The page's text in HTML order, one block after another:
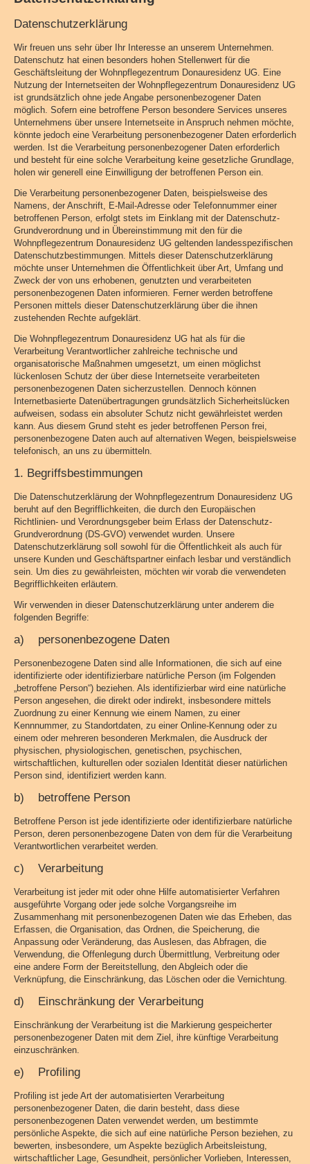
Datenschutzerklärung
Wir freuen uns sehr über Ihr Interesse an unserem Unternehmen.
Datenschutz hat einen besonders hohen Stellenwert für die
Geschäftsleitung der Wohnpflegezentrum Donauresidenz UG. Eine
Nutzung der Internetseiten der Wohnpflegezentrum Donauresidenz UG
ist grundsätzlich ohne jede Angabe personenbezogener Daten
möglich. Sofern eine betroffene Person besondere Services unseres
Unternehmens über unsere Internetseite in Anspruch nehmen möchte,
könnte jedoch eine Verarbeitung personenbezogener Daten erforderlich
werden. Ist die Verarbeitung personenbezogener Daten erforderlich
und besteht für eine solche Verarbeitung keine gesetzliche Grundlage,
holen wir generell eine Einwilligung der betroffenen Person ein.
Die Verarbeitung personenbezogener Daten, beispielsweise des
Namens, der Anschrift, E-Mail-Adresse oder Telefonnummer einer
betroffenen Person, erfolgt stets im Einklang mit der Datenschutz-
Grundverordnung und in Übereinstimmung mit den für die
Wohnpflegezentrum Donauresidenz UG geltenden landesspezifischen
Datenschutzbestimmungen. Mittels dieser Datenschutzerklärung
möchte unser Unternehmen die Öffentlichkeit über Art, Umfang und
Zweck der von uns erhobenen, genutzten und verarbeiteten
personenbezogenen Daten informieren. Ferner werden betroffene
Personen mittels dieser Datenschutzerklärung über die ihnen
zustehenden Rechte aufgeklärt.
Die Wohnpflegezentrum Donauresidenz UG hat als für die
Verarbeitung Verantwortlicher zahlreiche technische und
organisatorische Maßnahmen umgesetzt, um einen möglichst
lückenlosen Schutz der über diese Internetseite verarbeiteten
personenbezogenen Daten sicherzustellen. Dennoch können
Internetbasierte Datenübertragungen grundsätzlich Sicherheitslücken
aufweisen, sodass ein absoluter Schutz nicht gewährleistet werden
kann. Aus diesem Grund steht es jeder betroffenen Person frei,
personenbezogene Daten auch auf alternativen Wegen, beispielsweise
telefonisch, an uns zu übermitteln.
1. Begriffsbestimmungen
Die Datenschutzerklärung der Wohnpflegezentrum Donauresidenz UG
beruht auf den Begrifflichkeiten, die durch den Europäischen
Richtlinien- und Verordnungsgeber beim Erlass der Datenschutz-
Grundverordnung (DS-GVO) verwendet wurden. Unsere
Datenschutzerklärung soll sowohl für die Öffentlichkeit als auch für
unsere Kunden und Geschäftspartner einfach lesbar und verständlich
sein. Um dies zu gewährleisten, möchten wir vorab die verwendeten
Begrifflichkeiten erläutern.
Wir verwenden in dieser Datenschutzerklärung unter anderem die
folgenden Begriffe:
a) personenbezogene Daten
Personenbezogene Daten sind alle Informationen, die sich auf eine
identifizierte oder identifizierbare natürliche Person (im Folgenden
„betroffene Person“) beziehen. Als identifizierbar wird eine natürliche
Person angesehen, die direkt oder indirekt, insbesondere mittels
Zuordnung zu einer Kennung wie einem Namen, zu einer
Kennnummer, zu Standortdaten, zu einer Online-Kennung oder zu
einem oder mehreren besonderen Merkmalen, die Ausdruck der
physischen, physiologischen, genetischen, psychischen,
wirtschaftlichen, kulturellen oder sozialen Identität dieser natürlichen
Person sind, identifiziert werden kann.
b) betroffene Person
Betroffene Person ist jede identifizierte oder identifizierbare natürliche
Person, deren personenbezogene Daten von dem für die Verarbeitung
Verantwortlichen verarbeitet werden.
c) Verarbeitung
Verarbeitung ist jeder mit oder ohne Hilfe automatisierter Verfahren
ausgeführte Vorgang oder jede solche Vorgangsreihe im
Zusammenhang mit personenbezogenen Daten wie das Erheben, das
Erfassen, die Organisation, das Ordnen, die Speicherung, die
Anpassung oder Veränderung, das Auslesen, das Abfragen, die
Verwendung, die Offenlegung durch Übermittlung, Verbreitung oder
eine andere Form der Bereitstellung, den Abgleich oder die
Verknüpfung, die Einschränkung, das Löschen oder die Vernichtung.
d) Einschränkung der Verarbeitung
Einschränkung der Verarbeitung ist die Markierung gespeicherter
personenbezogener Daten mit dem Ziel, ihre künftige Verarbeitung
einzuschränken.
e) Profiling
Profiling ist jede Art der automatisierten Verarbeitung
personenbezogener Daten, die darin besteht, dass diese
personenbezogenen Daten verwendet werden, um bestimmte
persönliche Aspekte, die sich auf eine natürliche Person beziehen, zu
bewerten, insbesondere, um Aspekte bezüglich Arbeitsleistung,
wirtschaftlicher Lage, Gesundheit, persönlicher Vorlieben, Interessen,